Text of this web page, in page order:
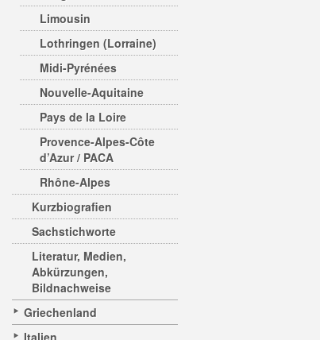
Limousin
Lothringen (Lorraine)
Midi-Pyrénées
Nouvelle-Aquitaine
Pays de la Loire
Provence-Alpes-Côte
d’Azur / PACA
Rhône-Alpes
Kurzbiografien
Sachstichworte
Literatur, Medien,
Abkürzungen,
Bildnachweise
Griechenland
Italien